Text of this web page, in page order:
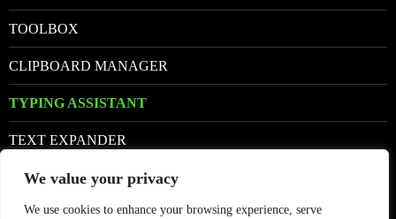
We value your privacy
We use cookies to enhance your browsing experience, serve
TOOLBOX
CLIPBOARD MANAGER
TYPING ASSISTANT
TEXT EXPANDER
Facebook